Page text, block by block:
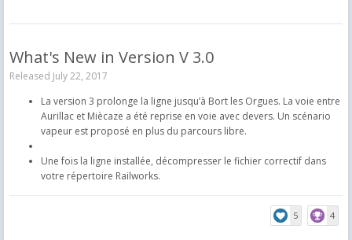
What's New in Version V 3.0
Released July 22, 2017
La version 3 prolonge la ligne jusqu’à Bort les Orgues. La voie entre
Aurillac et Miècaze a été reprise en voie avec devers. Un scénario
vapeur est proposé en plus du parcours libre.
Une fois la ligne installée, décompresser le fichier correctif dans
votre répertoire Railworks.
5 4